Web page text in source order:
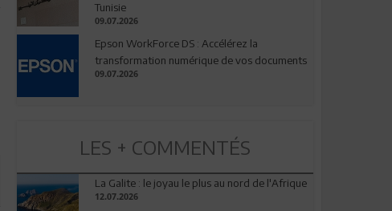
Tunisie
09.07.2026
Epson WorkForce DS : Accélérez la
transformation numérique de vos documents
09.07.2026
LES + COMMENTÉS
La Galite : le joyau le plus au nord de l'Afrique
12.07.2026